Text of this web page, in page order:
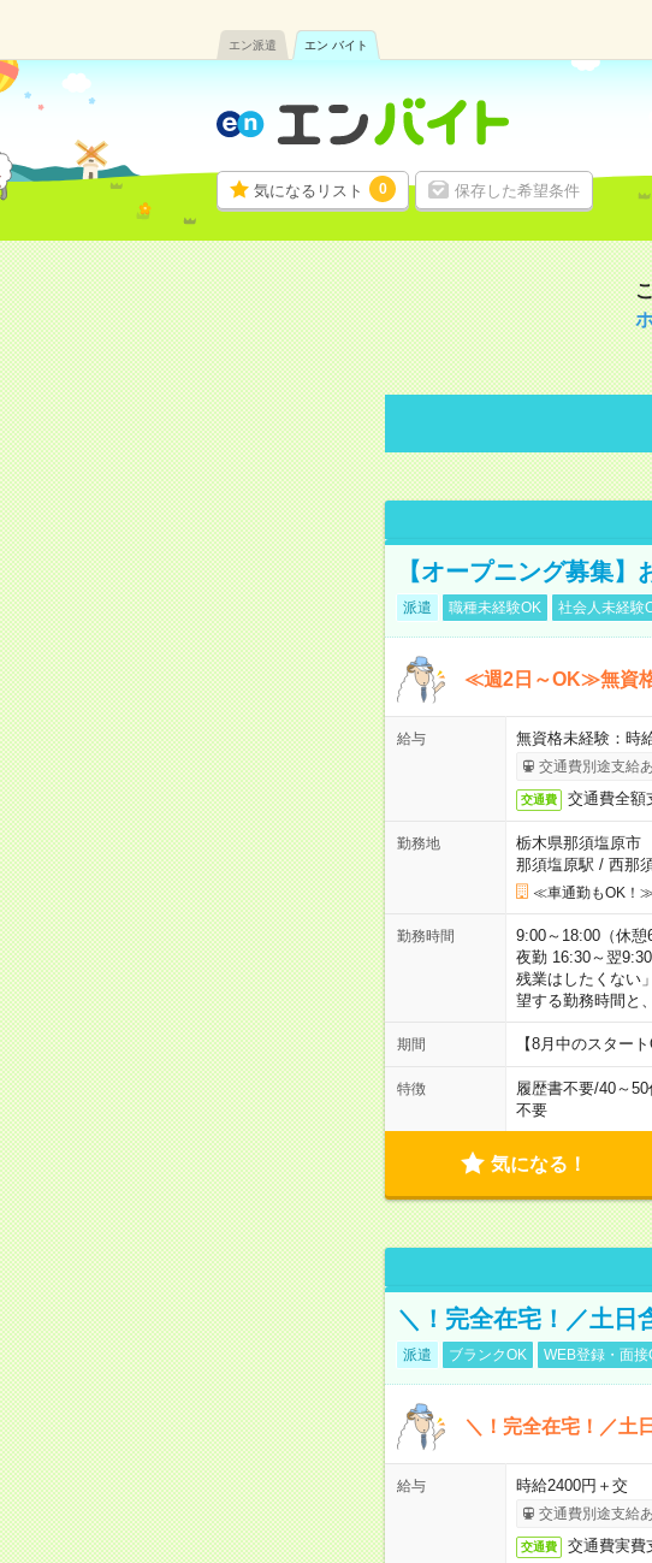
エン派遣 エン バイト
気になるリスト 0 保存した希望条件
【オープニング募集
派遣 職種未経験OK 社会人未経験
≪週2日～OK≫無資格
給与 無資格未経験：
交通費別途支給
交通費 交通費全額
勤務地
栃木県那須塩原市
那須塩原駅 / 西那
≪車通勤もOK！≫
勤務時間
9:00～18:00（休
夜勤 16:30～翌
残業はしたくない
望する勤務時間と
期間 【8月中のスター
特徴 履歴書不要/40～50
不要
気になる！
＼！完全在宅！／土日
派遣 ブランクOK WEB登録・面接
＼！完全在宅！／土
給与 時給2400円＋交
交通費別途支給
交通費 交通費実費